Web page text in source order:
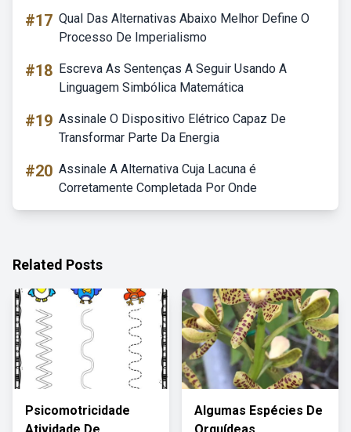
#17 Qual Das Alternativas Abaixo Melhor Define O
Processo De Imperialismo
#18 Escreva As Sentenças A Seguir Usando A
Linguagem Simbólica Matemática
#19 Assinale O Dispositivo Elétrico Capaz De
Transformar Parte Da Energia
#20 Assinale A Alternativa Cuja Lacuna é
Corretamente Completada Por Onde
Related Posts
Psicomotricidade
Algumas Espécies De